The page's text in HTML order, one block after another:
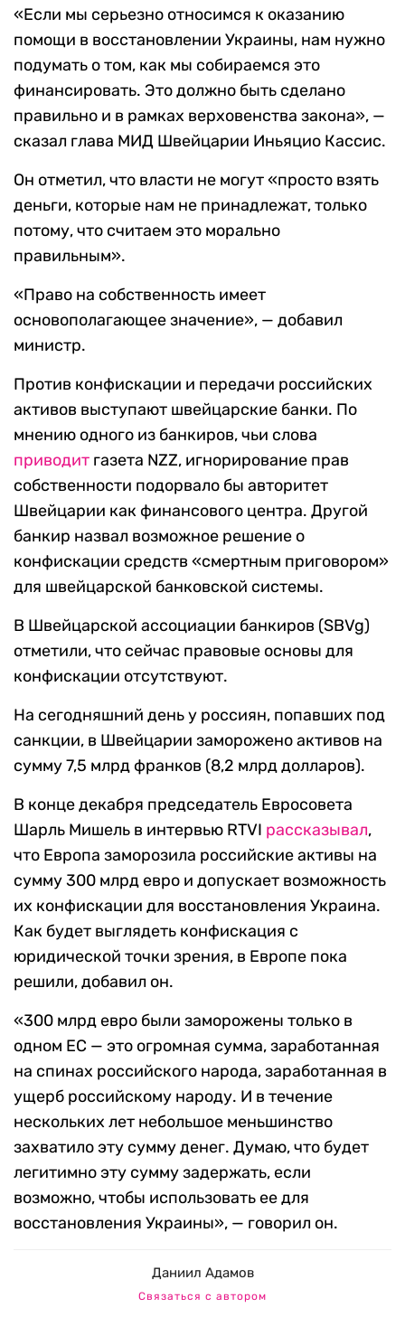
«Если мы серьезно относимся к оказанию
помощи в восстановлении Украины, нам нужно
подумать о том, как мы собираемся это
финансировать. Это должно быть сделано
правильно и в рамках верховенства закона», —
сказал глава МИД Швейцарии Иньяцио Кассис.
Он отметил, что власти не могут «просто взять
деньги, которые нам не принадлежат, только
потому, что считаем это морально
правильным».
«Право на собственность имеет
основополагающее значение», — добавил
министр.
Против конфискации и передачи российских
активов выступают швейцарские банки. По
мнению одного из банкиров, чьи слова
приводит газета NZZ, игнорирование прав
собственности подорвало бы авторитет
Швейцарии как финансового центра. Другой
банкир назвал возможное решение о
конфискации средств «смертным приговором»
для швейцарской банковской системы.
В Швейцарской ассоциации банкиров (SBVg)
отметили, что сейчас правовые основы для
конфискации отсутствуют.
На сегодняшний день у россиян, попавших под
санкции, в Швейцарии заморожено активов на
сумму 7,5 млрд франков (8,2 млрд долларов).
В конце декабря председатель Евросовета
Шарль Мишель в интервью RTVI рассказывал,
что Европа заморозила российские активы на
сумму 300 млрд евро и допускает возможность
их конфискации для восстановления Украина.
Как будет выглядеть конфискация с
юридической точки зрения, в Европе пока
решили, добавил он.
«300 млрд евро были заморожены только в
одном ЕС — это огромная сумма, заработанная
на спинах российского народа, заработанная в
ущерб российскому народу. И в течение
нескольких лет небольшое меньшинство
захватило эту сумму денег. Думаю, что будет
легитимно эту сумму задержать, если
возможно, чтобы использовать ее для
восстановления Украины», — говорил он.
Даниил Адамов
Связаться с автором